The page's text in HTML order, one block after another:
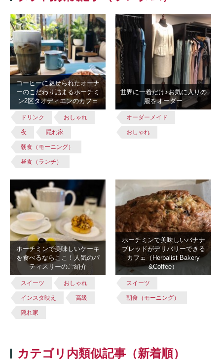
コーヒーに魅せられたオーナ
ーのこだわり詰まるホーチミ
ン2区タオディエンのカフェ
ドリンク おしゃれ
夜 隠れ家
朝食（モーニング）
昼食（ランチ）
世界に一着だけ♪お気に入りの
服をオーダー
オーダーメイド
おしゃれ
ホーチミンで美味しいケーキ
を食べるならここ！人気のパ
ティスリーのご紹介
スイーツ おしゃれ
インスタ映え 高級
隠れ家
ホーチミンで美味しいバナナ
ブレッドがデリバリーできる
カフェ（Herbalist Bakery
&Coffee）
スイーツ
朝食（モーニング）
カテゴリ内類似記事（新着順）